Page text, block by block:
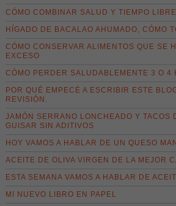
CÓMO COMBINAR SALUD Y TIEMPO
HÍGADO DE BACALAO AHUMADO, CÓMO
CÓMO CONSERVAR ALIMENTOS QUE SE
EXCESO
CÓMO PERDER SALUDABLEMENTE 3 O 4
POR QUÉ EMPECÉ A ESCRIBIR ESTE
REVISIÓN.
JAMÓN SERRANO LONCHEADO Y TACOS
GUISAR SIN ADITIVOS
HOY VAMOS A HABLAR DE UN QUESO
ACEITE DE OLIVA VIRGEN DE LA MEJOR
ESTA SEMANA VAMOS A HABLAR DE
MI NUEVO LIBRO EN PAPEL